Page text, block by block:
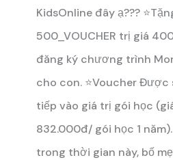
KidsOnline đây ạ???
500_VOUCHER trị giá
đăng ký chương trình
cho con. ⭐️Voucher
tiếp vào giá trị gói học
832.000đ/ gói học 1 năm).
trong thời gian này, bố